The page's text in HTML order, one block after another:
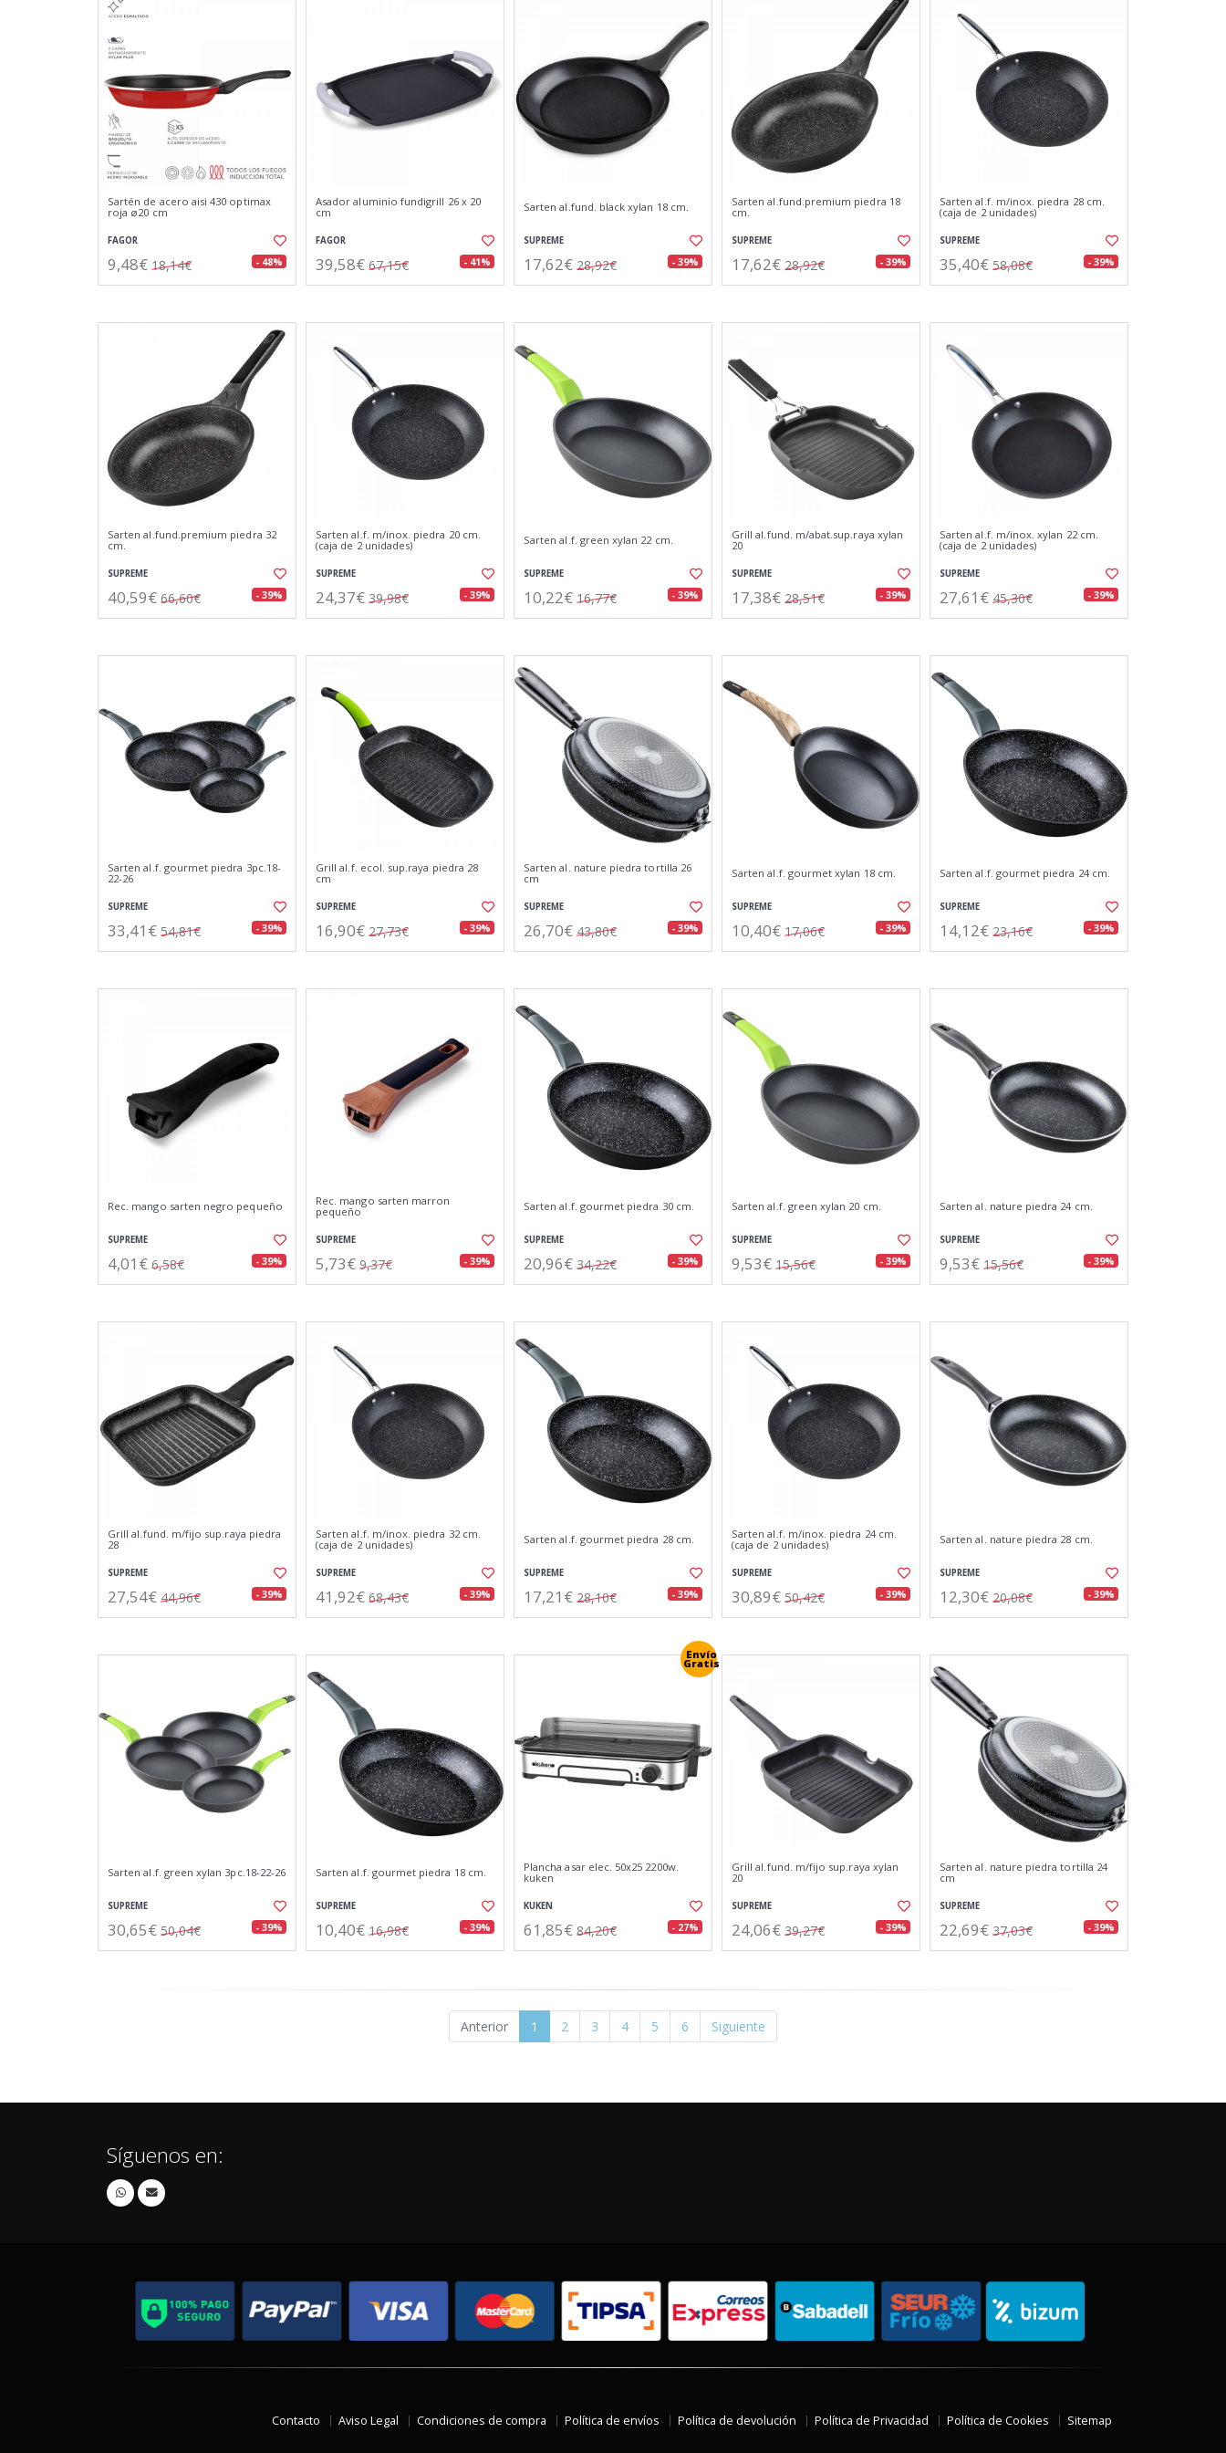
Sartén de acero aisi 430 optimax
roja ø20 cm
FAGOR
9,48€ 18,14€ - 48%
Asador aluminio fundigrill 26 x 20
cm
FAGOR
39,58€ 67,15€ - 41%
Sarten al.fund. black xylan 18 cm.
SUPREME
17,62€ 28,92€ - 39%
Sarten al.fund.premium piedra 18
cm.
SUPREME
17,62€ 28,92€ - 39%
Sarten al.f. m/inox. piedra 28 cm.
(caja de 2 unidades)
SUPREME
35,40€ 58,08€ - 39%
Sarten al.fund.premium piedra 32
cm.
SUPREME
40,59€ 66,60€ - 39%
Sarten al.f. m/inox. piedra 20 cm.
(caja de 2 unidades)
SUPREME
24,37€ 39,98€ - 39%
Sarten al.f. green xylan 22 cm.
SUPREME
10,22€ 16,77€ - 39%
Grill al.fund. m/abat.sup.raya xylan
20
SUPREME
17,38€ 28,51€ - 39%
Sarten al.f. m/inox. xylan 22 cm.
(caja de 2 unidades)
SUPREME
27,61€ 45,30€ - 39%
Sarten al.f. gourmet piedra 3pc.18-
22-26
SUPREME
33,41€ 54,81€ - 39%
Grill al.f. ecol. sup.raya piedra 28
cm
SUPREME
16,90€ 27,73€ - 39%
Sarten al. nature piedra tortilla 26
cm
SUPREME
26,70€ 43,80€ - 39%
Sarten al.f. gourmet xylan 18 cm.
SUPREME
10,40€ 17,06€ - 39%
Sarten al.f. gourmet piedra 24 cm.
SUPREME
14,12€ 23,16€ - 39%
Rec. mango sarten negro pequeño
SUPREME
4,01€ 6,58€ - 39%
Rec. mango sarten marron
pequeño
SUPREME
5,73€ 9,37€ - 39%
Sarten al.f. gourmet piedra 30 cm.
SUPREME
20,96€ 34,22€ - 39%
Sarten al.f. green xylan 20 cm.
SUPREME
9,53€ 15,56€ - 39%
Sarten al. nature piedra 24 cm.
SUPREME
9,53€ 15,56€ - 39%
Grill al.fund. m/fijo sup.raya piedra
28
SUPREME
27,54€ 44,96€ - 39%
Sarten al.f. m/inox. piedra 32 cm.
(caja de 2 unidades)
SUPREME
41,92€ 68,43€ - 39%
Sarten al.f. gourmet piedra 28 cm.
SUPREME
17,21€ 28,10€ - 39%
Sarten al.f. m/inox. piedra 24 cm.
(caja de 2 unidades)
SUPREME
30,89€ 50,42€ - 39%
Sarten al. nature piedra 28 cm.
SUPREME
12,30€ 20,08€ - 39%
Sarten al.f. green xylan 3pc.18-22-26
SUPREME
30,65€ 50,04€ - 39%
Sarten al.f. gourmet piedra 18 cm.
SUPREME
10,40€ 16,98€ - 39%
Envío
Gratis
Plancha asar elec. 50x25 2200w.
kuken
KUKEN
61,85€ 84,20€ - 27%
Grill al.fund. m/fijo sup.raya xylan
20
SUPREME
24,06€ 39,27€ - 39%
Sarten al. nature piedra tortilla 24
cm
SUPREME
22,69€ 37,03€ - 39%
Anterior 1 2 3 4 5 6 Siguiente
Síguenos en:
Contacto Aviso Legal Condiciones de compra Política de envíos Política de devolución Política de Privacidad Política de Cookies Sitemap